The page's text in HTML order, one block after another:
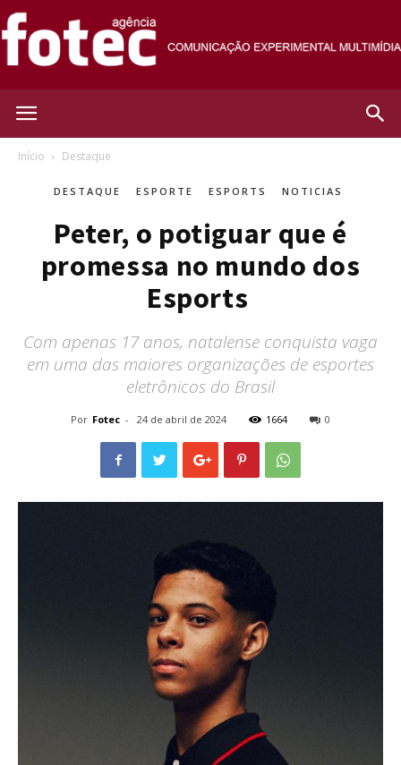
Início Destaque
DESTAQUE ESPORTE ESPORTS NOTICIAS
Peter, o potiguar que é
promessa no mundo dos
Esports
Com apenas 17 anos, natalense conquista vaga
em uma das maiores organizações de esportes
eletrônicos do Brasil
Por Fotec - 24 de abril de 2024 1664 0